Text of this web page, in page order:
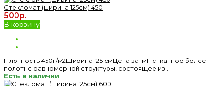
Стекломат (ширина 125см) 450
500р.
В корзину
Плотность 450г/м2Ширина 125 смЦена за 1мНетканное белое
полотно равномерной структуры, состоящее из ..
Есть в наличии